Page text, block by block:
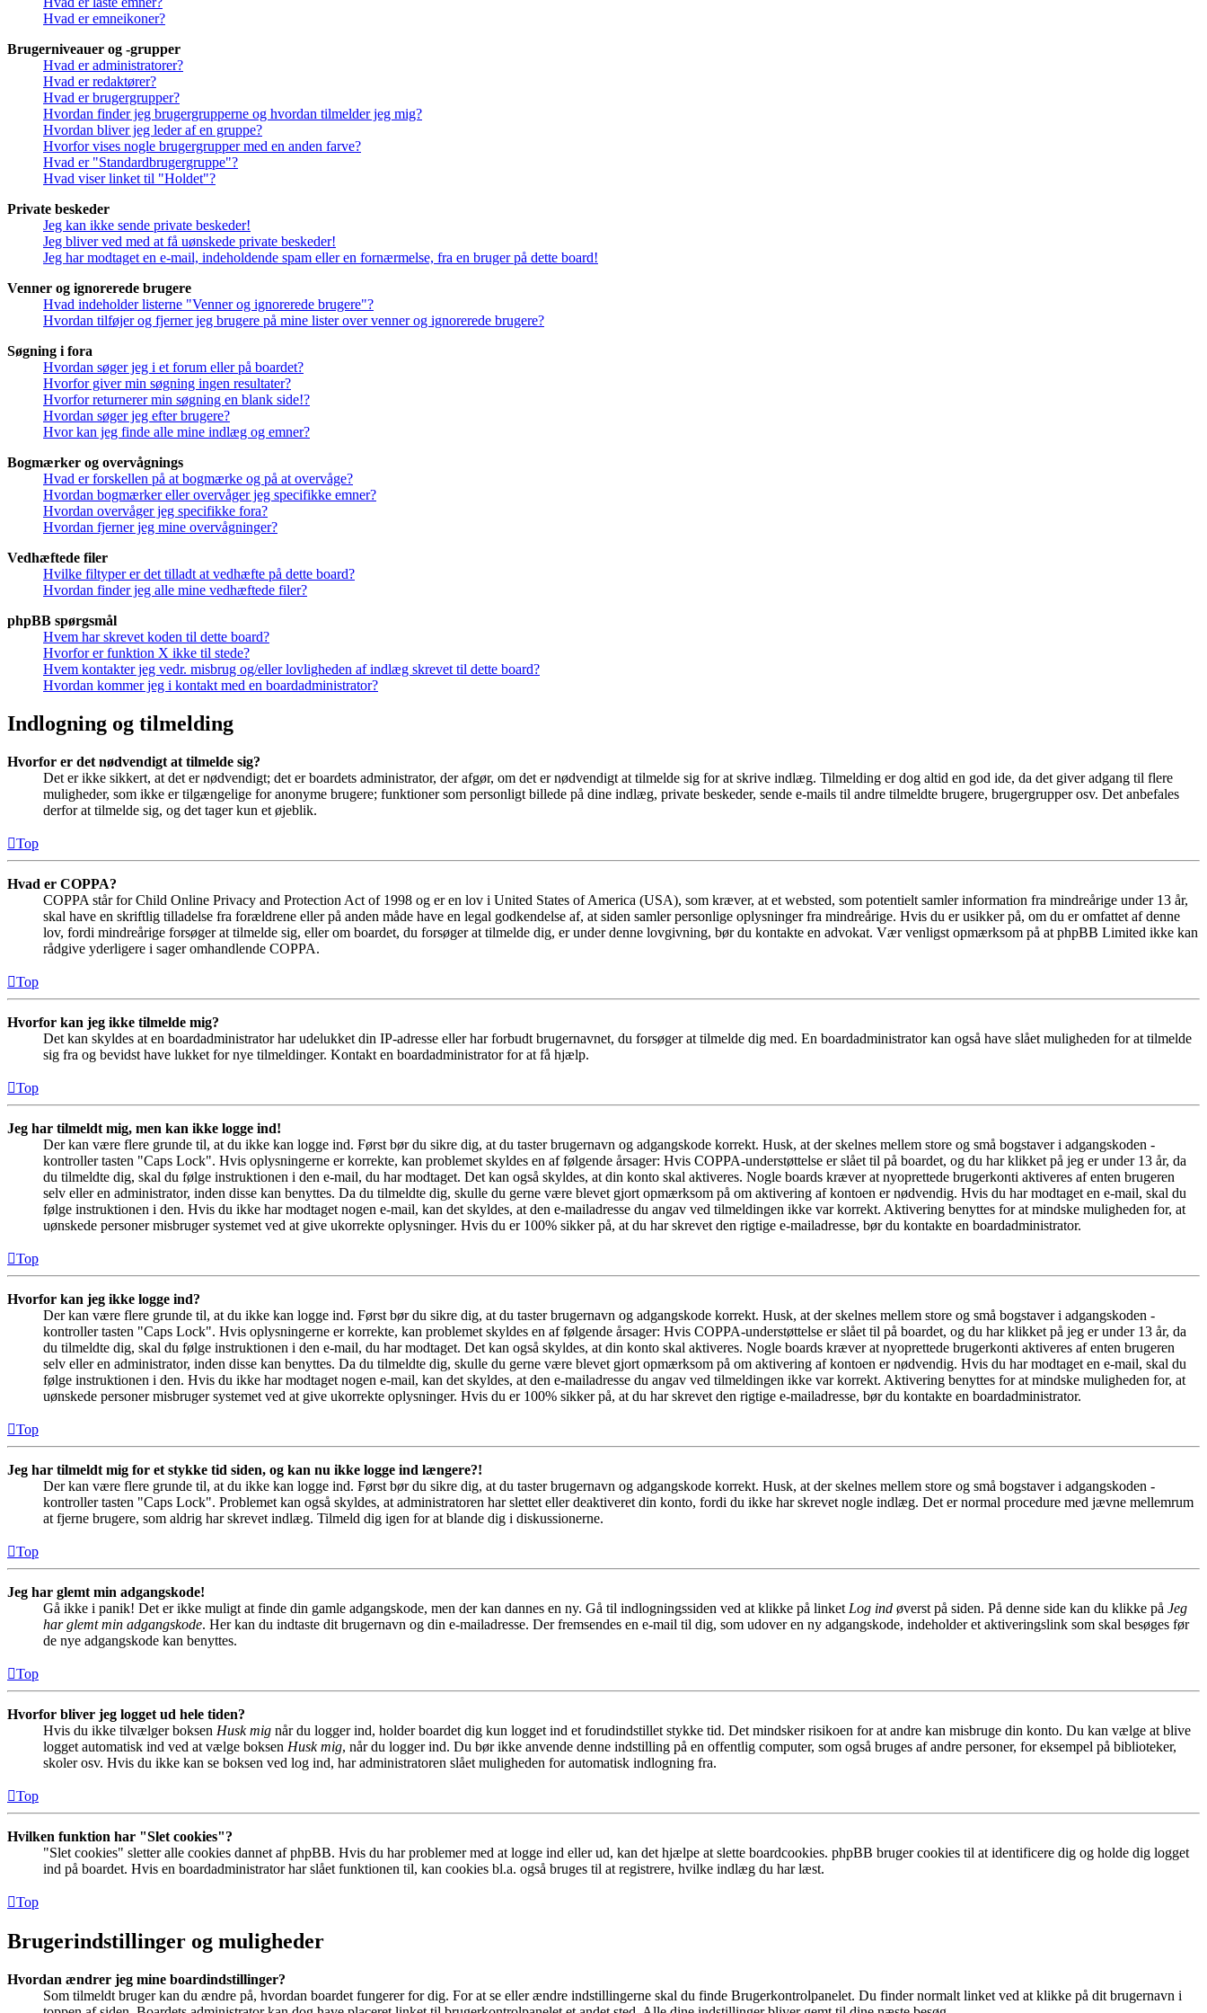
Hvad er emneikoner?
Brugerniveauer og -grupper
Hvad er administratorer?
Hvad er redaktører?
Hvad er brugergrupper?
Hvordan finder jeg brugergrupperne og hvordan tilmelder jeg mig?
Hvordan bliver jeg leder af en gruppe?
Hvorfor vises nogle brugergrupper med en anden farve?
Hvad er "Standardbrugergruppe"?
Hvad viser linket til "Holdet"?
Private beskeder
Jeg kan ikke sende private beskeder!
Jeg bliver ved med at få uønskede private beskeder!
Jeg har modtaget en e-mail, indeholdende spam eller en fornærmelse, fra en bruger på dette board!
Venner og ignorerede brugere
Hvad indeholder listerne "Venner og ignorerede brugere"?
Hvordan tilføjer og fjerner jeg brugere på mine lister over venner og ignorerede brugere?
Søgning i fora
Hvordan søger jeg i et forum eller på boardet?
Hvorfor giver min søgning ingen resultater?
Hvorfor returnerer min søgning en blank side!?
Hvordan søger jeg efter brugere?
Hvor kan jeg finde alle mine indlæg og emner?
Bogmærker og overvågnings
Hvad er forskellen på at bogmærke og på at overvåge?
Hvordan bogmærker eller overvåger jeg specifikke emner?
Hvordan overvåger jeg specifikke fora?
Hvordan fjerner jeg mine overvågninger?
Vedhæftede filer
Hvilke filtyper er det tilladt at vedhæfte på dette board?
Hvordan finder jeg alle mine vedhæftede filer?
phpBB spørgsmål
Hvem har skrevet koden til dette board?
Hvorfor er funktion X ikke til stede?
Hvem kontakter jeg vedr. misbrug og/eller lovligheden af indlæg skrevet til dette board?
Hvordan kommer jeg i kontakt med en boardadministrator?
Indlogning og tilmelding
Hvorfor er det nødvendigt at tilmelde sig?
Det er ikke sikkert, at det er nødvendigt; det er boardets administrator, der afgør, om det er nødvendigt at tilmelde sig for at skrive indlæg. Tilmelding er dog altid en god ide, da det giver adgang til flere
muligheder, som ikke er tilgængelige for anonyme brugere; funktioner som personligt billede på dine indlæg, private beskeder, sende e-mails til andre tilmeldte brugere, brugergrupper osv. Det anbefales
derfor at tilmelde sig, og det tager kun et øjeblik.
Top
Hvad er COPPA?
COPPA står for Child Online Privacy and Protection Act of 1998 og er en lov i United States of America (USA), som kræver, at et websted, som potentielt samler information fra mindreårige under 13 år,
skal have en skriftlig tilladelse fra forældrene eller på anden måde have en legal godkendelse af, at siden samler personlige oplysninger fra mindreårige. Hvis du er usikker på, om du er omfattet af denne
lov, fordi mindreårige forsøger at tilmelde sig, eller om boardet, du forsøger at tilmelde dig, er under denne lovgivning, bør du kontakte en advokat. Vær venligst opmærksom på at phpBB Limited ikke kan
rådgive yderligere i sager omhandlende COPPA.
Top
Hvorfor kan jeg ikke tilmelde mig?
Det kan skyldes at en boardadministrator har udelukket din IP-adresse eller har forbudt brugernavnet, du forsøger at tilmelde dig med. En boardadministrator kan også have slået muligheden for at tilmelde
sig fra og bevidst have lukket for nye tilmeldinger. Kontakt en boardadministrator for at få hjælp.
Top
Jeg har tilmeldt mig, men kan ikke logge ind!
Der kan være flere grunde til, at du ikke kan logge ind. Først bør du sikre dig, at du taster brugernavn og adgangskode korrekt. Husk, at der skelnes mellem store og små bogstaver i adgangskoden -
kontroller tasten "Caps Lock". Hvis oplysningerne er korrekte, kan problemet skyldes en af følgende årsager: Hvis COPPA-understøttelse er slået til på boardet, og du har klikket på jeg er under 13 år, da
du tilmeldte dig, skal du følge instruktionen i den e-mail, du har modtaget. Det kan også skyldes, at din konto skal aktiveres. Nogle boards kræver at nyoprettede brugerkonti aktiveres af enten brugeren
selv eller en administrator, inden disse kan benyttes. Da du tilmeldte dig, skulle du gerne være blevet gjort opmærksom på om aktivering af kontoen er nødvendig. Hvis du har modtaget en e-mail, skal du
følge instruktionen i den. Hvis du ikke har modtaget nogen e-mail, kan det skyldes, at den e-mailadresse du angav ved tilmeldingen ikke var korrekt. Aktivering benyttes for at mindske muligheden for, at
uønskede personer misbruger systemet ved at give ukorrekte oplysninger. Hvis du er 100% sikker på, at du har skrevet den rigtige e-mailadresse, bør du kontakte en boardadministrator.
Top
Hvorfor kan jeg ikke logge ind?
Der kan være flere grunde til, at du ikke kan logge ind. Først bør du sikre dig, at du taster brugernavn og adgangskode korrekt. Husk, at der skelnes mellem store og små bogstaver i adgangskoden -
kontroller tasten "Caps Lock". Hvis oplysningerne er korrekte, kan problemet skyldes en af følgende årsager: Hvis COPPA-understøttelse er slået til på boardet, og du har klikket på jeg er under 13 år, da
du tilmeldte dig, skal du følge instruktionen i den e-mail, du har modtaget. Det kan også skyldes, at din konto skal aktiveres. Nogle boards kræver at nyoprettede brugerkonti aktiveres af enten brugeren
selv eller en administrator, inden disse kan benyttes. Da du tilmeldte dig, skulle du gerne være blevet gjort opmærksom på om aktivering af kontoen er nødvendig. Hvis du har modtaget en e-mail, skal du
følge instruktionen i den. Hvis du ikke har modtaget nogen e-mail, kan det skyldes, at den e-mailadresse du angav ved tilmeldingen ikke var korrekt. Aktivering benyttes for at mindske muligheden for, at
uønskede personer misbruger systemet ved at give ukorrekte oplysninger. Hvis du er 100% sikker på, at du har skrevet den rigtige e-mailadresse, bør du kontakte en boardadministrator.
Top
Jeg har tilmeldt mig for et stykke tid siden, og kan nu ikke logge ind længere?!
Der kan være flere grunde til, at du ikke kan logge ind. Først bør du sikre dig, at du taster brugernavn og adgangskode korrekt. Husk, at der skelnes mellem store og små bogstaver i adgangskoden -
kontroller tasten "Caps Lock". Problemet kan også skyldes, at administratoren har slettet eller deaktiveret din konto, fordi du ikke har skrevet nogle indlæg. Det er normal procedure med jævne mellemrum
at fjerne brugere, som aldrig har skrevet indlæg. Tilmeld dig igen for at blande dig i diskussionerne.
Top
Jeg har glemt min adgangskode!
Gå ikke i panik! Det er ikke muligt at finde din gamle adgangskode, men der kan dannes en ny. Gå til indlogningssiden ved at klikke på linket Log ind øverst på siden. På denne side kan du klikke på Jeg
har glemt min adgangskode. Her kan du indtaste dit brugernavn og din e-mailadresse. Der fremsendes en e-mail til dig, som udover en ny adgangskode, indeholder et aktiveringslink som skal besøges før
de nye adgangskode kan benyttes.
Top
Hvorfor bliver jeg logget ud hele tiden?
Hvis du ikke tilvælger boksen Husk mig når du logger ind, holder boardet dig kun logget ind et forudindstillet stykke tid. Det mindsker risikoen for at andre kan misbruge din konto. Du kan vælge at blive
logget automatisk ind ved at vælge boksen Husk mig, når du logger ind. Du bør ikke anvende denne indstilling på en offentlig computer, som også bruges af andre personer, for eksempel på biblioteker,
skoler osv. Hvis du ikke kan se boksen ved log ind, har administratoren slået muligheden for automatisk indlogning fra.
Top
Hvilken funktion har "Slet cookies"?
"Slet cookies" sletter alle cookies dannet af phpBB. Hvis du har problemer med at logge ind eller ud, kan det hjælpe at slette boardcookies. phpBB bruger cookies til at identificere dig og holde dig logget
ind på boardet. Hvis en boardadministrator har slået funktionen til, kan cookies bl.a. også bruges til at registrere, hvilke indlæg du har læst.
Top
Brugerindstillinger og muligheder
Hvordan ændrer jeg mine boardindstillinger?
Som tilmeldt bruger kan du ændre på, hvordan boardet fungerer for dig. For at se eller ændre indstillingerne skal du finde Brugerkontrolpanelet. Du finder normalt linket ved at klikke på dit brugernavn i